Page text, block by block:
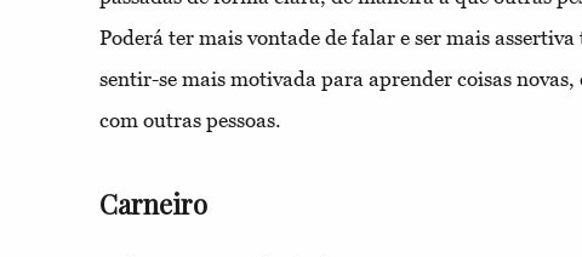
Poderá ter mais vontade de falar e ser mais
sentir-se mais motivada para aprender coisas novas,
com outras pessoas.
Carneiro